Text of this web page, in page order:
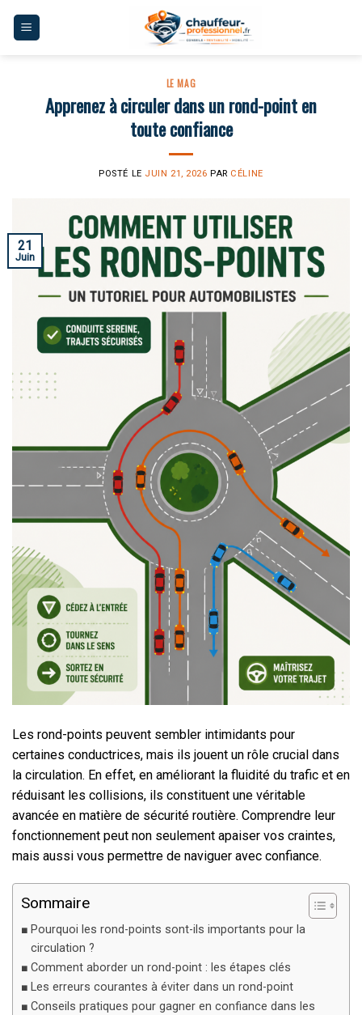
LE MAG
Apprenez à circuler dans un rond-point en
toute confiance
POSTÉ LE JUIN 21, 2026 PAR CÉLINE
21
Juin
Les rond-points peuvent sembler intimidants pour
certaines conductrices, mais ils jouent un rôle crucial dans
la circulation. En effet, en améliorant la fluidité du trafic et en
réduisant les collisions, ils constituent une véritable
avancée en matière de sécurité routière. Comprendre leur
fonctionnement peut non seulement apaiser vos craintes,
mais aussi vous permettre de naviguer avec confiance.
Sommaire
Pourquoi les rond-points sont-ils importants pour la
circulation ?
Comment aborder un rond-point : les étapes clés
Les erreurs courantes à éviter dans un rond-point
Conseils pratiques pour gagner en confiance dans les